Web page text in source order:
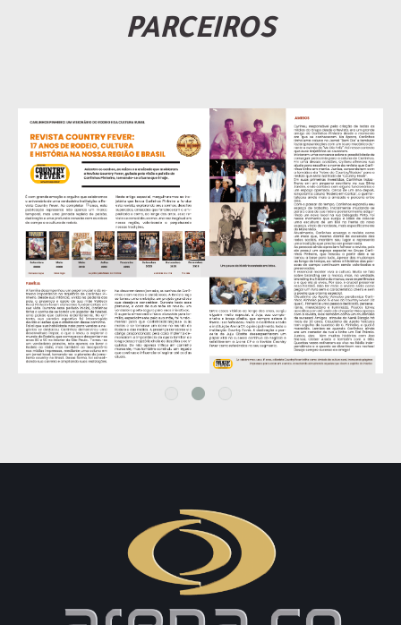
PARCEIROS